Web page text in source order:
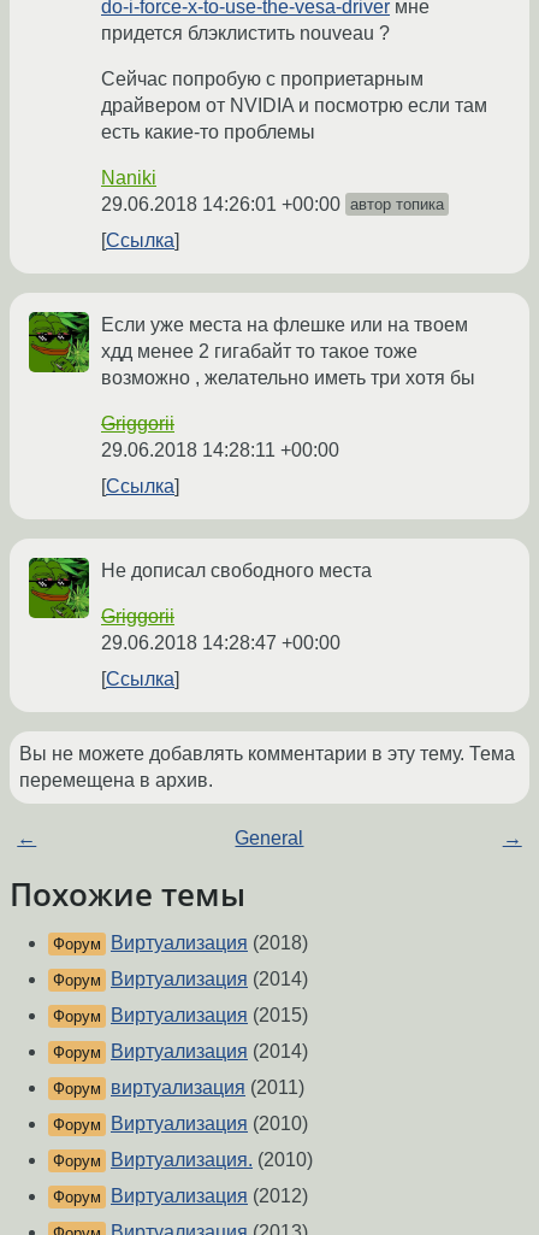
do-i-force-x-to-use-the-vesa-driver мне
придется блэклистить nouveau ?
Сейчас попробую с проприетарным
драйвером от NVIDIA и посмотрю если там
есть какие-то проблемы
Naniki
29.06.2018 14:26:01 +00:00 автор топика
Ссылка
Если уже места на флешке или на твоем
хдд менее 2 гигабайт то такое тоже
возможно , желательно иметь три хотя бы
Griggorii
29.06.2018 14:28:11 +00:00
Ссылка
Не дописал свободного места
Griggorii
29.06.2018 14:28:47 +00:00
Ссылка
Вы не можете добавлять комментарии в эту тему. Тема
перемещена в архив.
← General →
Похожие темы
Форум Виртуализация (2018)
Форум Виртуализация (2014)
Форум Виртуализация (2015)
Форум Виртуализация (2014)
Форум виртуализация (2011)
Форум Виртуализация (2010)
Форум Виртуализация. (2010)
Форум Виртуализация (2012)